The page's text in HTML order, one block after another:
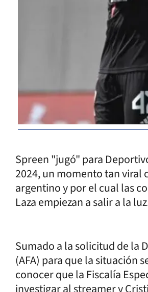
Spreen "jugó" para
2024, un momento tan viral
argentino y por el cual las
Laza empiezan a salir a la
Sumado a la solicitud de la
(AFA) para que la situación
conocer que la Fiscalía